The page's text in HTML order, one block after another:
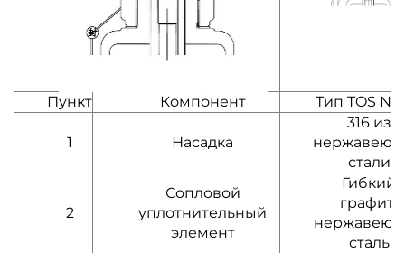
Пункт Компонент Тип TOS
1 Насадка
316 из
стали
2
Сопловой
уплотнительный
элемент
Гибкий
графит/
сталь